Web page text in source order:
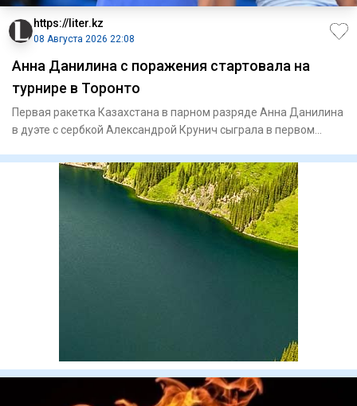
https://liter.kz
08 Августа 2026 22:08
Анна Данилина с поражения стартовала на
турнире в Торонто
Первая ракетка Казахстана в парном разряде Анна Данилина
в дуэте с сербкой Александрой Крунич сыграла в первом